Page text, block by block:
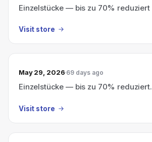
Einzelstücke — bis zu 70% reduziert
Visit store
May 29, 2026 69 days ago
Einzelstücke — bis zu 70% reduziert.
Visit store